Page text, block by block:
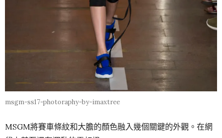
msgm-ss17-photoraphy-by-imaxtree
MSGM將賽車條紋和大膽的顏色融入幾個關鍵的外觀。在網